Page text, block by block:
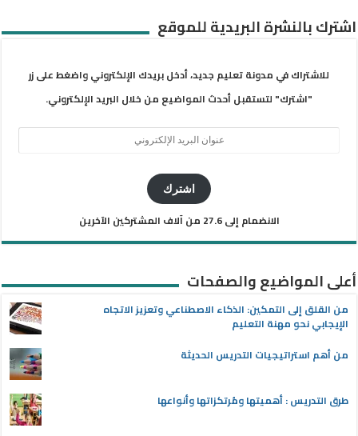
اشترك بالنشرة البريدية للموقع
للاشتراك في مدونة تعليم جديد، أدخل بريدك الإلكتروني واضغط على زر
"اشترك" لتستقبل أحدث المواضيع من خلال البريد الإلكتروني.
اشترك
الانضمام إلى 27.6 من آلاف المشتركين الآخرين
أعلى المواضيع والصفحات
من القلق إلى التمكين: الذكاء الاصطناعي وتعزيز الاتجاه
الإيجابي نحو مهنة التعليم
من أهم استراتيجيات التدريس الحديثة
طرق التدريس : أهميتها ومُرتكزاتها وأنواعها